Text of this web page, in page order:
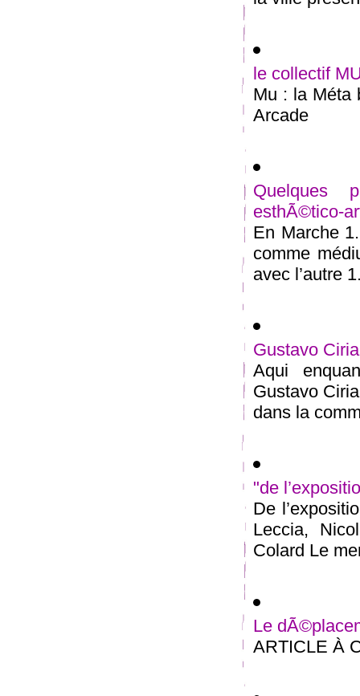
le collectif
Mu : la Méta
Arcade
Quelques
esthÃ©tico-
En Marche
comme
avec l’autre
Gustavo
Aqui
Gustavo
dans la
"de
De
Leccia,
Colard Le
Le
ARTICLE À